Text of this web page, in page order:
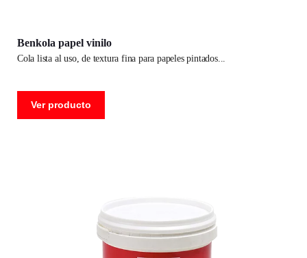
Benkola papel vinilo
cola lista al uso, de textura fina para papeles pintados
Ver producto